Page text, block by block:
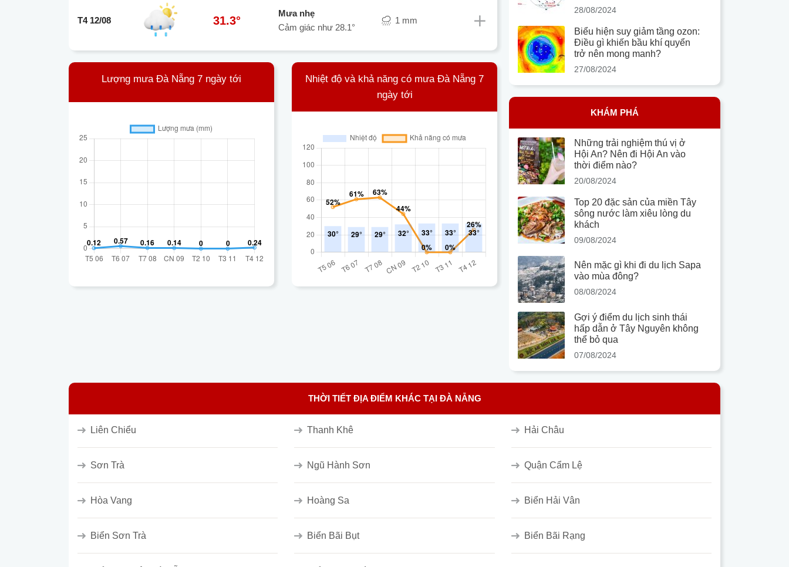
T4 12/08 31.3°
mưa nhẹ
Cảm giác như 28.1°
1 mm
Lượng mưa Đà Nẵng 7 ngày tới
Nhiệt độ và khả năng có mưa Đà Nẵng 7
ngày tới
28/08/2024
Biểu hiện suy giảm tầng ozon:
Điều gì khiến bầu khí quyển
trở nên mong manh?
27/08/2024
KHÁM PHÁ
Những trải nghiệm thú vị ở
Hội An? Nên đi Hội An vào
thời điểm nào?
20/08/2024
Top 20 đặc sản của miền Tây
sông nước làm xiêu lòng du
khách
09/08/2024
Nên mặc gì khi đi du lịch Sapa
vào mùa đông?
08/08/2024
Gợi ý điểm du lịch sinh thái
hấp dẫn ở Tây Nguyên không
thể bỏ qua
07/08/2024
THỜI TIẾT ĐỊA ĐIỂM KHÁC TẠI ĐÀ NẴNG
Liên Chiểu Thanh Khê Hải Châu
Sơn Trà Ngũ Hành Sơn Quận Cẩm Lệ
Hòa Vang Hoàng Sa Biển Hải Vân
Biển Sơn Trà Biển Bãi Bụt Biển Bãi Rạng